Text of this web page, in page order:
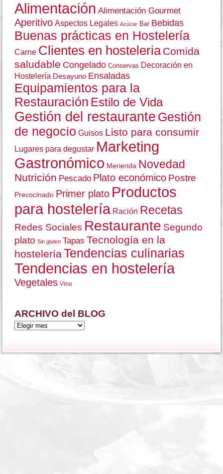
Alimentación Alimentación Gourmet
Aperitivo Aspectos Legales Azúcar Bar Bebidas
Buenas prácticas en Hostelería
Carne Clientes en hosteleriaComida
saludable Congelado Conservas Decoración en
Hostelería Desayuno Ensaladas
Equipamientos para la
Restauración Estilo de Vida
Gestión del restaurante Gestión
de negocio Guisos Listo para consumir
Lugares para degustar Marketing
Gastronómico Merienda Novedad
Nutrición Pescado Plato económico Postre
Precocinado Primer plato Productos
para hostelería Ración Recetas
Redes Sociales Restaurante Segundo
plato Sin gluten Tapas Tecnología en la
hosteleríaTendencias culinarias
Tendencias en hostelería
Vegetales Vino
ARCHIVO del BLOG